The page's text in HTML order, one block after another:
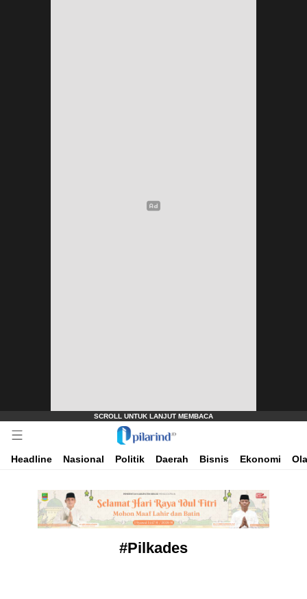
Pilarind.id
Dimana Arah Bangsa Bermula
Headline
Nasional Politik Daerah Bisnis Ekonomi
#Pilkades